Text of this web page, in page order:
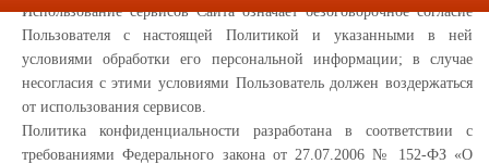
Использование сервисов Сайта означает безоговорочное согласие
Пользователя с настоящей Политикой и указанными в ней
условиями обработки его персональной информации; в случае
несогласия с этими условиями Пользователь должен воздержаться
от использования сервисов.
Политика конфиденциальности разработана в соответствии с
требованиями Федерального закона от 27.07.2006 № 152-ФЗ «О